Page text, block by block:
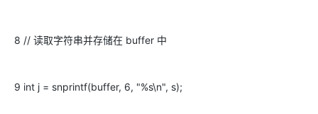
8 // 读取字符串并存储在 buffer 中
9 int j = snprintf(buffer, 6, "%s\n", s);